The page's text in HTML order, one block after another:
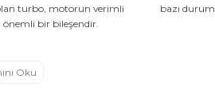
turbo, motorun verimli
önemli bir bileşendir.
Oku
bazı